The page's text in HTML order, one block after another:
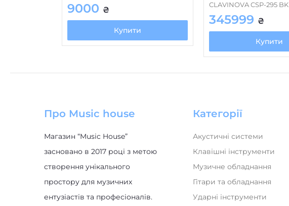
9000 ₴
Купити
CLAVINOVA CSP-295 BK
345999 ₴
Купити
Про Music house
Магазин “Music House”
засновано в 2017 році з метою
створення унікального
простору для музичних
ентузіастів та професіоналів.
Категорії
Акустичні системи
Клавішні інструменти
Музичне обладнання
Гітари та обладнання
Ударні інструменти